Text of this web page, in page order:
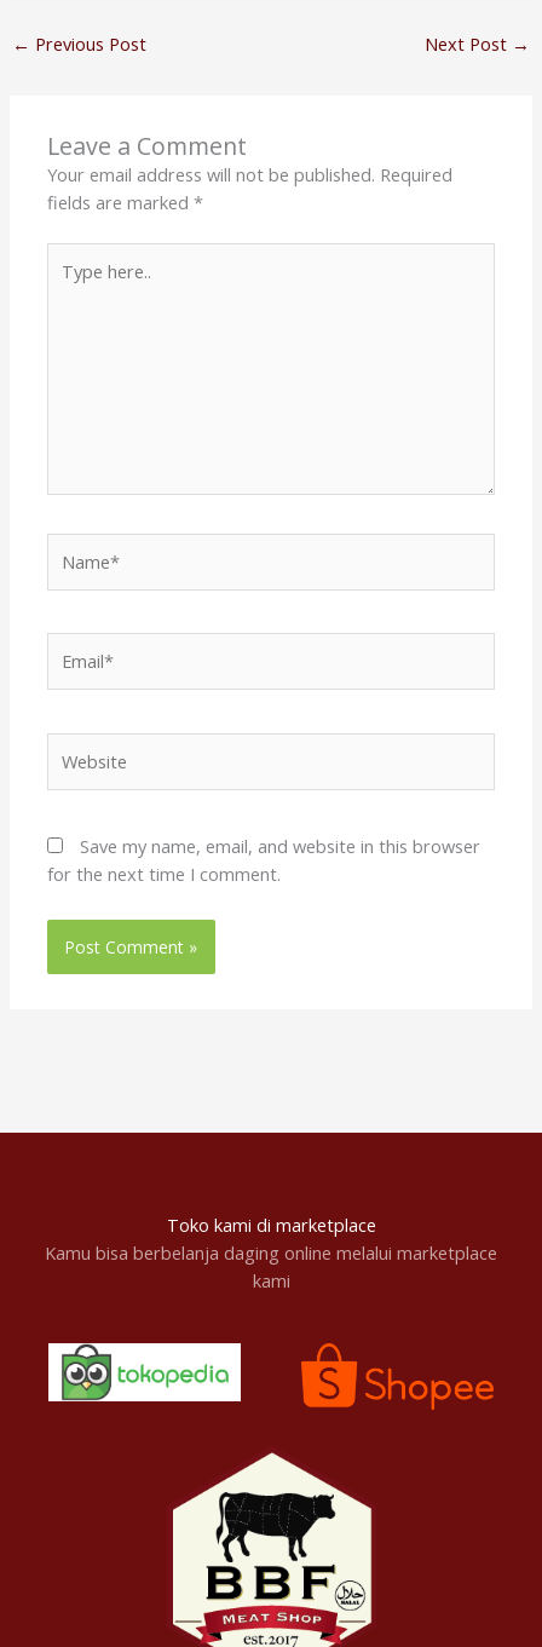
← Previous Post Next Post →
Leave a Comment
Your email address will not be published. Required
fields are marked*
here..
Save my name, email, and website in this browser
for the next time I comment.
Toko kami di marketplace
Kamu bisa berbelanja daging online melalui marketplace
kami